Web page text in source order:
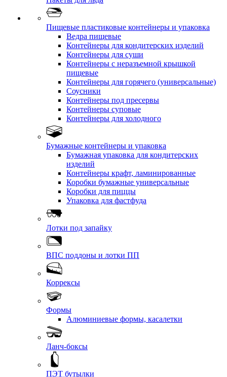
Пищевые пластиковые контейнеры и упаковка
Ведра пищевые
Контейнеры для кондитерских изделий
Контейнеры для суши
Контейнеры с неразъемной крышкой
пищевые
Контейнеры для горячего (универсальные)
Соусники
Контейнеры под пресервы
Контейнеры суповые
Контейнеры для холодного
Бумажные контейнеры и упаковка
Бумажная упаковка для кондитерских
изделий
Контейнеры крафт, ламинированные
Коробки бумажные универсальные
Коробки для пиццы
Упаковка для фастфуда
Лотки под запайку
ВПС поддоны и лотки ПП
Коррексы
Формы
Алюминиевые формы, касалетки
Ланч-боксы
ПЭТ бутылки